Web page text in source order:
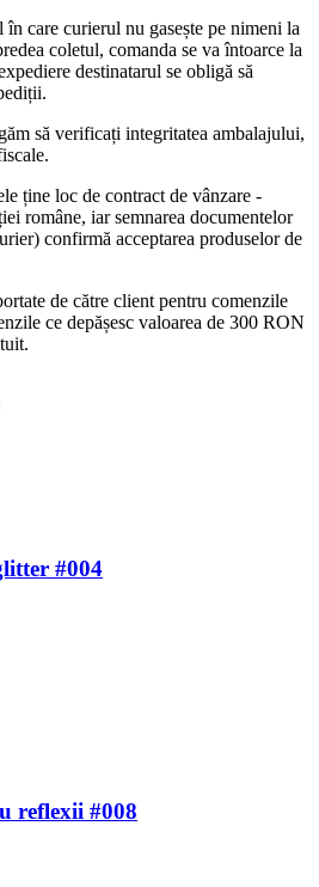
în care curierul nu gasește pe nimeni la
coletul, comanda se va întoarce la
destinatarul se obligă să
să verificați integritatea ambalajului,
ține loc de contract de vânzare -
române, iar semnarea documentelor
confirmă acceptarea produselor de
de către client pentru comenzile
ce depășesc valoarea de 300 RON
#004
reflexii #008